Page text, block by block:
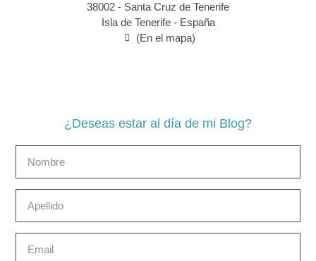
38002 - Santa Cruz de Tenerife
Isla de Tenerife - España
(En el mapa)
¿Deseas estar al día de mi Blog?